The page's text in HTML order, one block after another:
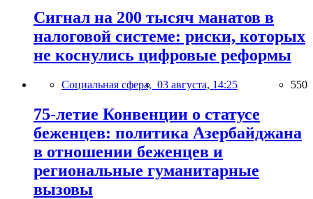
Сигнал на 200 тысяч манатов в
налоговой системе: риски, которых
не коснулись цифровые реформы
Социальная сфера, 03 августа, 14:25 550
75-летие Конвенции о статусе
беженцев: политика Азербайджана
в отношении беженцев и
региональные гуманитарные
вызовы